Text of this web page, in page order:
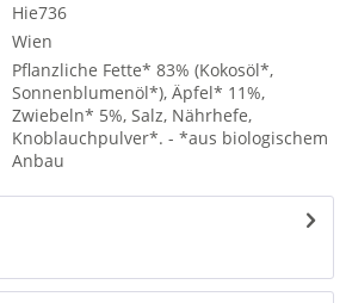
Hie736
Wien
Pflanzliche Fette* 83% (Kokosöl*,
Sonnenblumenöl*), Äpfel* 11%,
Zwiebeln* 5%, Salz, Nährhefe,
Knoblauchpulver*. - *aus biologischem
Anbau